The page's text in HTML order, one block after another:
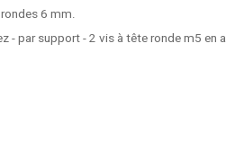
6 mm.
- par support - 2 vis à tête ronde m5 en